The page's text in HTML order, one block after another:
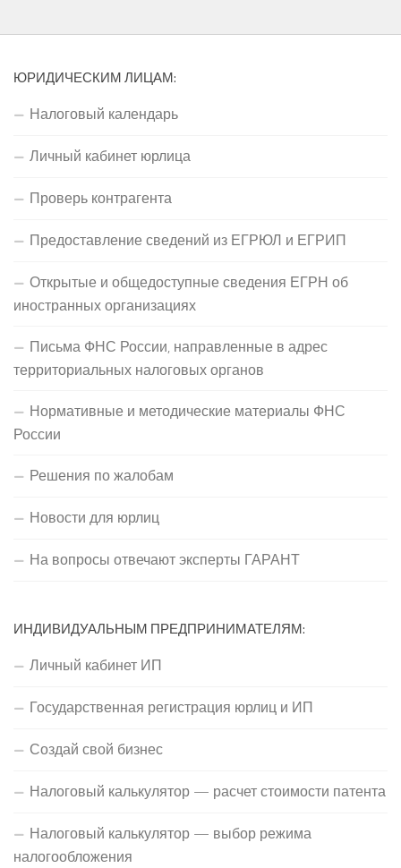
ЮРИДИЧЕСКИМ ЛИЦАМ:
Налоговый календарь
Личный кабинет юрлица
Проверь контрагента
Предоставление сведений из ЕГРЮЛ и ЕГРИП
Открытые и общедоступные сведения ЕГРН об
иностранных организациях
Письма ФНС России, направленные в адрес
территориальных налоговых органов
Нормативные и методические материалы ФНС
России
Решения по жалобам
Новости для юрлиц
На вопросы отвечают эксперты ГАРАНТ
ИНДИВИДУАЛЬНЫМ ПРЕДПРИНИМАТЕЛЯМ:
Личный кабинет ИП
Государственная регистрация юрлиц и ИП
Создай свой бизнес
Налоговый калькулятор — расчет стоимости патента
Налоговый калькулятор — выбор режима
налогообложения